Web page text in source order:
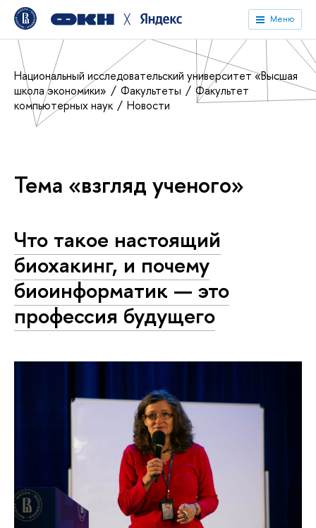
╳ Меню
Национальный исследовательский университет «Высшая
школа экономики»
Факультеты
Факультет
компьютерных наук
Новости
Тема «взгляд ученого»
Что такое настоящий
биохакинг, и почему
биоинформатик — это
профессия будущего